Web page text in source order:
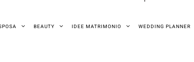
BEAUTY IDEE MATRIMONIO WEDDING PLANNER